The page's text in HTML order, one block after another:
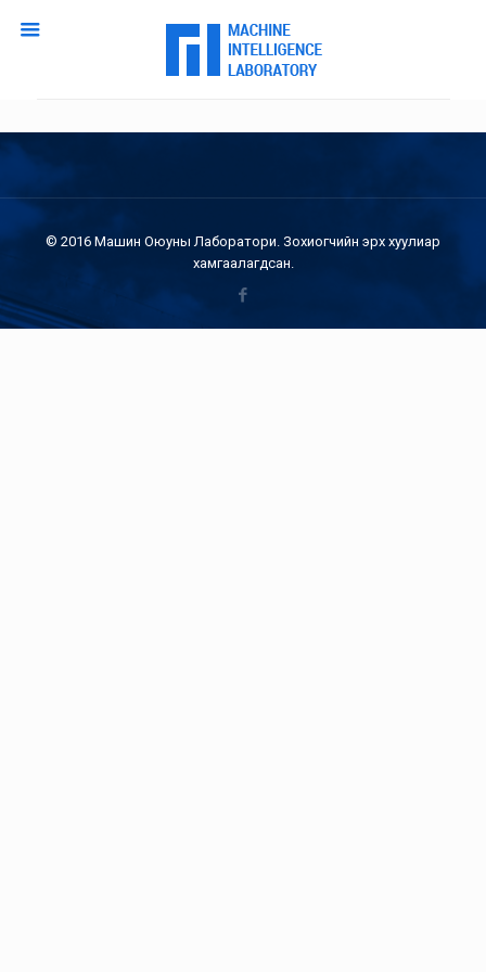
© 2016 Машин Оюуны Лаборатори. Зохиогчийн эрх хуулиар
хамгаалагдсан.